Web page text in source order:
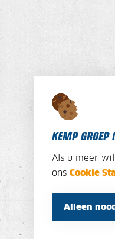
KEMP GROEP
Als u meer
ons Cookie
Alleen